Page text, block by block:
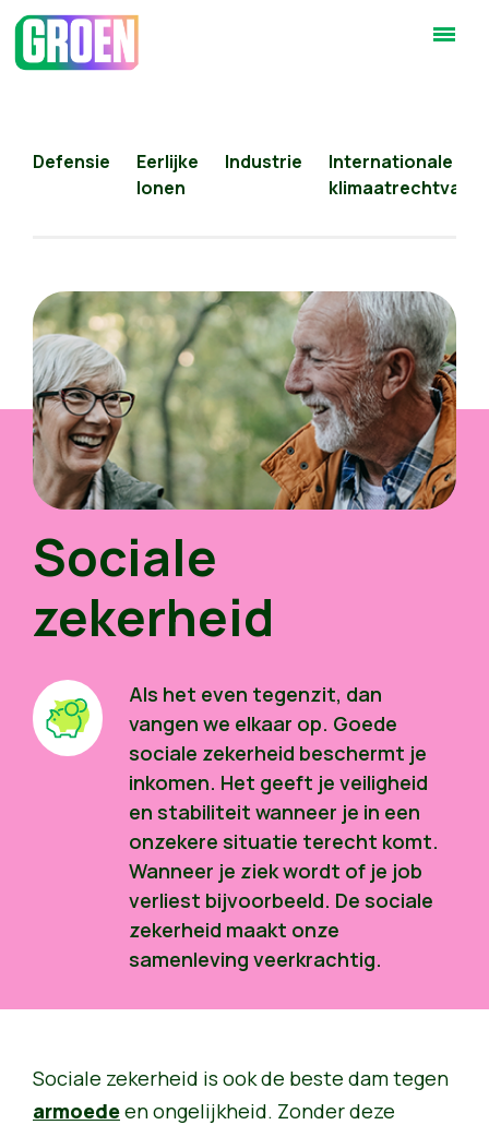
Defensie
Eerlijke
lonen
Industrie
Internationale
Sociale
zekerheid
Als het even tegenzit, dan
vangen we elkaar op. Goede
sociale zekerheid beschermt je
inkomen. Het geeft je veiligheid
en stabiliteit wanneer je in een
onzekere situatie terecht komt.
Wanneer je ziek wordt of je job
verliest bijvoorbeeld. De sociale
zekerheid maakt onze
samenleving veerkrachtig.
Sociale zekerheid is ook de beste dam tegen
armoedeen ongelijkheid. Zonder deze